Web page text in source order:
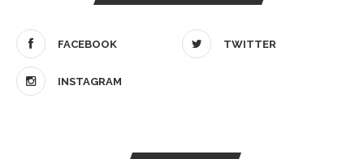
FACEBOOK TWITTER
INSTAGRAM